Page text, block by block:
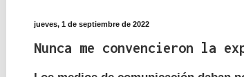
jueves, 1 de septiembre de 2022
Nunca me convencieron la